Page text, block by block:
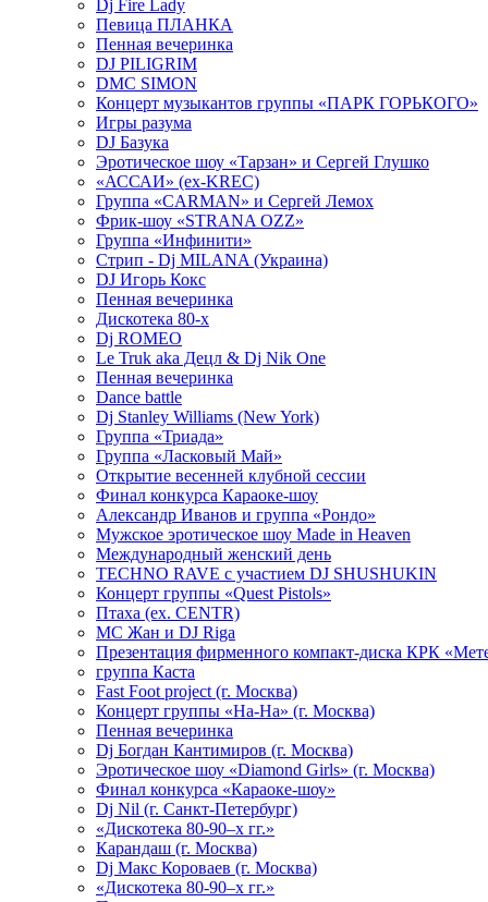
Dj Fire Lady
Певица ПЛАНКА
Пенная вечеринка
DJ PILIGRIM
DMC SIMON
Концерт музыкантов группы «ПАРК ГОРЬКОГО»
Игры разума
DJ Базука
Эротическое шоу «Тарзан» и Сергей Глушко
«АССАИ» (ex-KREC)
Группа «CARMAN» и Сергей Лемох
Фрик-шоу «STRANA OZZ»
Группа «Инфинити»
Стрип - Dj MILANA (Украина)
DJ Игорь Кокс
Пенная вечеринка
Дискотека 80-х
Dj ROMEO
Le Truk aka Децл & Dj Nik One
Пенная вечеринка
Dance battle
Dj Stanley Williams (New York)
Группа «Триада»
Группа «Ласковый Май»
Открытие весенней клубной сессии
Финал конкурса Караоке-шоу
Александр Иванов и группа «Рондо»
Мужское эротическое шоу Made in Heaven
Международный женский день
TECHNO RAVE с участием DJ SHUSHUKIN
Концерт группы «Quest Pistols»
Птаха (ex. CENTR)
МС Жан и DJ Riga
Презентация фирменного компакт-диска КРК
группа Каста
Fast Foot project (г. Москва)
Концерт группы «На-На» (г. Москва)
Пенная вечеринка
Dj Богдан Кантимиров (г. Москва)
Эротическое шоу «Diamond Girls» (г. Москва)
Финал конкурса «Караоке-шоу»
Dj Nil (г. Санкт-Петербург)
«Дискотека 80-90–х гг.»
Карандаш (г. Москва)
Dj Макс Короваев (г. Москва)
«Дискотека 80-90–х гг.»